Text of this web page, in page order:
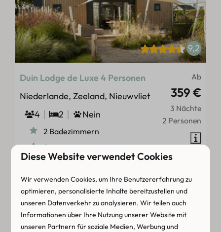
9,2
Ab
359 €
3 Nächte
2 Personen
Duin Lodge de Luxe 4 Personen
Niederlande, Zeeland, Nieuwvliet
4
2 Nein
2 Badezimmern
Suite
Luxusausstattung
Gehentfernung zum Strand
Ansehen
Diese Website verwendet Cookies
Wir verwenden Cookies, um Ihre Benutzererfahrung zu
optimieren, personalisierte Inhalte bereitzustellen und
unseren Datenverkehr zu analysieren. Wir teilen auch
Informationen über Ihre Nutzung unserer Website mit
unseren Partnern für soziale Medien, Werbung und